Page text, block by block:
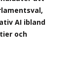
AI ibland
och